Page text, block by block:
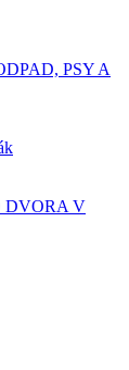
PSY A
DVORA V